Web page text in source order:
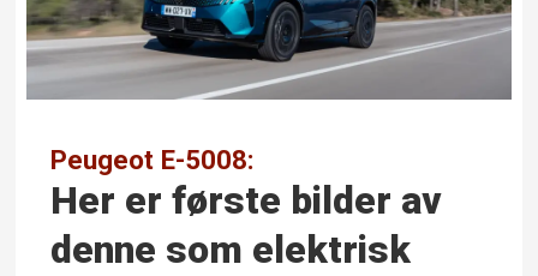
Peugeot E-5008:
Her er første bilder av
denne som elektrisk